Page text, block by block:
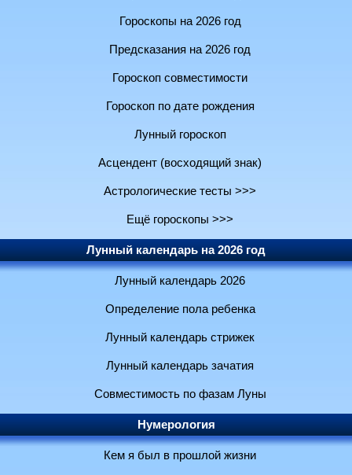
Гороскопы на 2026 год
Предсказания на 2026 год
Гороскоп совместимости
Гороскоп по дате рождения
Лунный гороскоп
Асцендент (восходящий знак)
Астрологические тесты >>>
Ещё гороскопы >>>
Лунный календарь на 2026 год
Лунный календарь 2026
Определение пола ребенка
Лунный календарь стрижек
Лунный календарь зачатия
Совместимость по фазам Луны
Нумерология
Кем я был в прошлой жизни